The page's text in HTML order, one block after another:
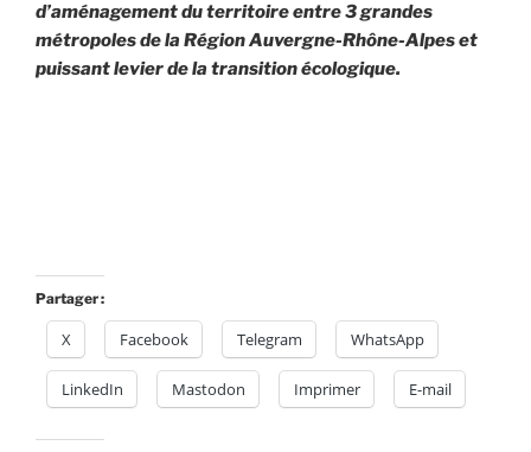
d’aménagement du territoire entre 3 grandes
métropoles de la Région Auvergne-Rhône-Alpes et
puissant levier de la transition écologique.
Partager :
X Facebook Telegram WhatsApp
LinkedIn Mastodon Imprimer E-mail